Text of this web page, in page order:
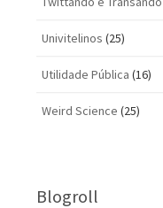
Univitelinos (25)
Utilidade Pública (16)
Weird Science (25)
Blogroll